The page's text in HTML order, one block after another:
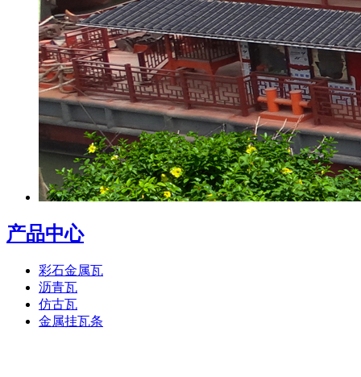
产品中心
彩石金属瓦
沥青瓦
仿古瓦
金属挂瓦条